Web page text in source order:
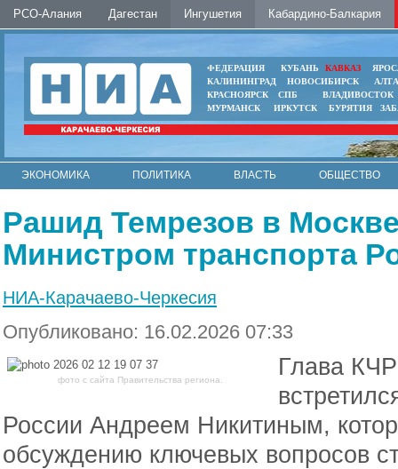
РСО-Алания Дагестан Ингушетия Кабардино-Балкария
ФЕДЕРАЦИЯ КУБАНЬ КАВКАЗ
КАЛИНИНГРАД
НОВОСИБИРСК
КРАСНОЯРСК
СПБ
ВЛАДИВОСТОК
МУРМАНСК
ИРКУТСК БУРЯТИЯ
ЭКОНОМИКА ПОЛИТИКА ВЛАСТЬ
ОБЩЕСТВО
Рашид Темрезов в
Министром транспорта
НИА-Карачаево-Черкесия
Опубликовано: 16.02.2026 07:33
фото с сайта Правительства региона.
Глава
России Андреем Никитиным,
обсуждению ключевых вопросов